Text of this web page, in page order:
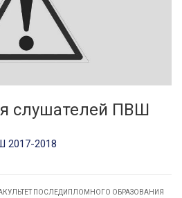
слушателей ПВШ
2017-2018
ПОСЛЕДИПЛОМНОГО ОБРАЗОВАНИЯ